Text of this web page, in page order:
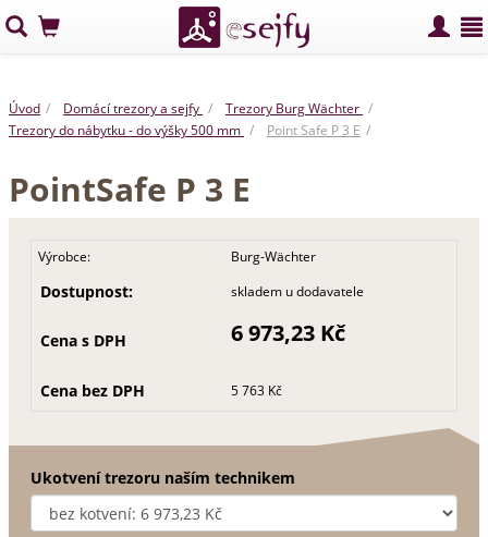
Úvod Domácí trezory a sejfy
Trezory Burg Wächter
Trezory do nábytku - do výšky 500 mm
Point Safe P 3 E
PointSafe P 3 E
Výrobce: Burg-Wächter
Dostupnost: skladem u dodavatele
Cena s DPH 6 973,23 Kč
Cena bez DPH 5 763 Kč
Ukotvení trezoru naším technikem